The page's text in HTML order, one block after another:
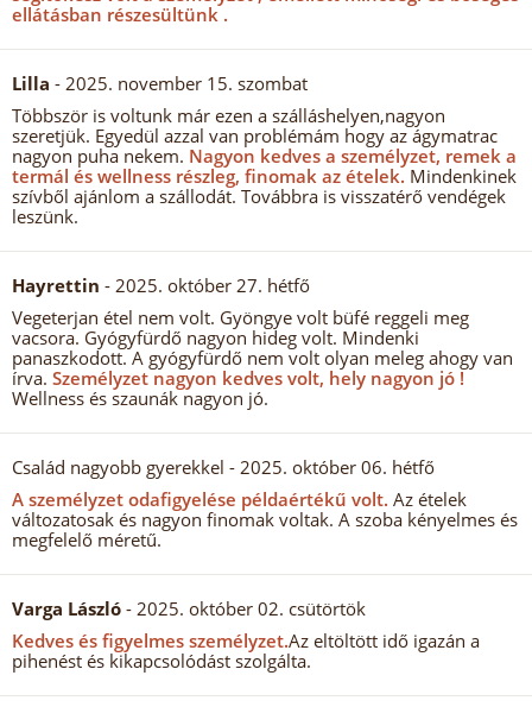
ellátásban részesültünk .
Lilla - 2025. november 15. szombat
Többször is voltunk már ezen a szálláshelyen,nagyon
szeretjük. Egyedül azzal van problémám hogy az ágymatrac
nagyon puha nekem. Nagyon kedves a személyzet, remek a
termál és wellness részleg, finomak az ételek. Mindenkinek
szívből ajánlom a szállodát. Továbbra is visszatérő vendégek
leszünk.
Hayrettin - 2025. október 27. hétfő
Vegeterjan étel nem volt. Gyöngye volt büfé reggeli meg
vacsora. Gyógyfürdő nagyon hideg volt. Mindenki
panaszkodott. A gyógyfürdő nem volt olyan meleg ahogy van
írva. Személyzet nagyon kedves volt, hely nagyon jó !
Wellness és szaunák nagyon jó.
Család nagyobb gyerekkel - 2025. október 06. hétfő
A személyzet odafigyelése példaértékű volt. Az ételek
változatosak és nagyon finomak voltak. A szoba kényelmes és
megfelelő méretű.
Varga László - 2025. október 02. csütörtök
Kedves és figyelmes személyzet.Az eltöltött idő igazán a
pihenést és kikapcsolódást szolgálta.